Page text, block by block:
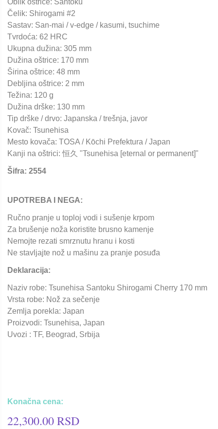
Čelik: Shirogami #2
Sastav: San-mai / v-edge / kasumi, tsuchime
Tvrdoća: 62 HRC
Ukupna dužina: 305 mm
Dužina oštrice: 170 mm
Širina oštrice: 48 mm
Debljina oštrice: 2 mm
Težina: 120 g
Dužina drške: 130 mm
Tip drške / drvo: Japanska / trešnja, javor
Kovač: Tsunehisa
Mesto kovača: TOSA / Kōchi Prefektura / Japan
Kanji na oštrici: 恒久 "Tsunehisa [eternal or permanent]"
Šifra: 2554
UPOTREBA I NEGA:
Ručno pranje u toploj vodi i sušenje krpom
Za brušenje noža koristite brusno kamenje
Nemojte rezati smrznutu hranu i kosti
Ne stavljajte nož u mašinu za pranje posuđa
Deklaracija:
Naziv robe: Tsunehisa Santoku Shirogami Cherry 170 mm
Vrsta robe: Nož za sečenje
Zemlja porekla: Japan
Proizvodi: Tsunehisa, Japan
Uvozi : TF, Beograd, Srbija
Konačna cena:
22,300.00 RSD